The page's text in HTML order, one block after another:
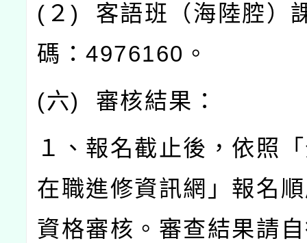
( ２) 客語班（海陸腔）
碼：4976160 。
(六) 審核結果：
１、報名截止後，依照
在職進修資訊網」報名
資格審核。審查結果請